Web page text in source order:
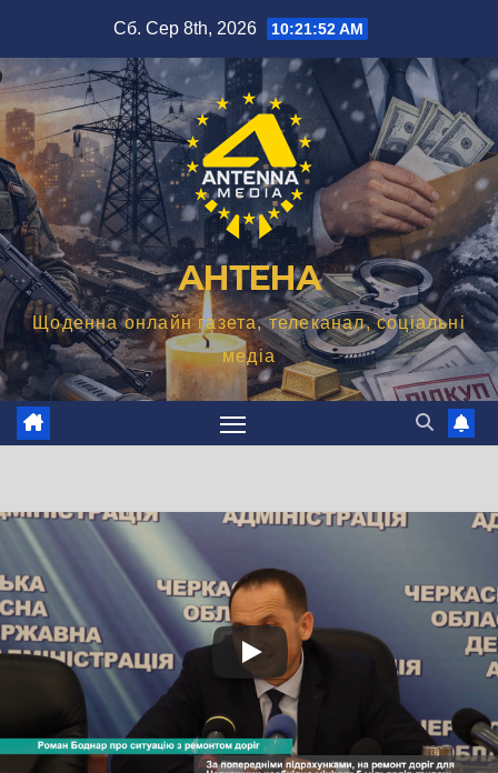
вмісту
Сб. Сер 8th, 2026 10:21:53 AM
АНТЕНА
Щоденна онлайн газета, телеканал, соціальні
медіа
TV СЮЖЕТ ПРЯМА МОВА
Роман Боднар про
ситуацію з ремонтом
доріг на Черкащині:
потрібно 5 мільярдів